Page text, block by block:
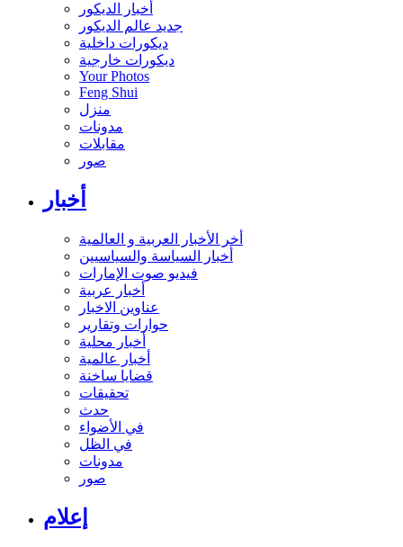
أخبار الديكور
جديد عالم الديكور
ديكورات داخلية
ديكورات خارجية
Your Photos
Feng Shui
منزل
مدونات
مقابلات
صور
أخبار
أخر الأخبار العربية و العالمية
أخبار السياسة والسياسيين
فيديو صوت الإمارات
أخبار عربية
عناوين الاخبار
حوارات وتقارير
أخبار محلية
أخبار عالمية
قضايا ساخنة
تحقيقات
حدث
في الأضواء
في الظل
مدونات
صور
إعلام